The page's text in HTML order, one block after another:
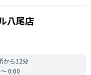
八尾店
から12分
0:00